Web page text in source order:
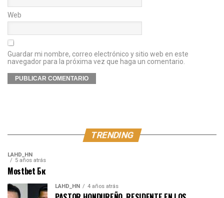
Web
Guardar mi nombre, correo electrónico y sitio web en este
navegador para la próxima vez que haga un comentario.
TRENDING
LAHD_HN
5 años atrás
Mostbet Бк
LAHD_HN 4 años atrás